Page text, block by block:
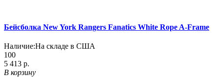
Бейсболка New York Rangers Fanatics White Rope A-Frame
Наличие:На складе в США
100
5 413 р.
В корзину